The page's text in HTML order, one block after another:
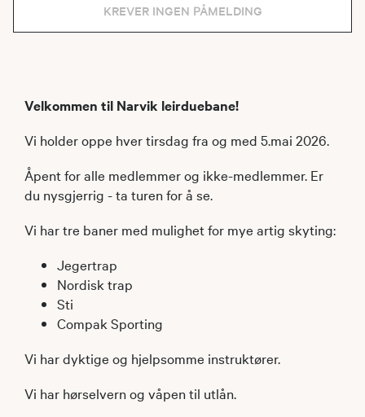
KREVER INGEN PÅMELDING
Velkommen til Narvik leirduebane!
Vi holder oppe hver tirsdag fra og med 5.mai 2026.
Åpent for alle medlemmer og ikke-medlemmer. Er
du nysgjerrig - ta turen for å se.
Vi har tre baner med mulighet for mye artig skyting:
Jegertrap
Nordisk trap
Sti
Compak Sporting
Vi har dyktige og hjelpsomme instruktører.
Vi har hørselvern og våpen til utlån.